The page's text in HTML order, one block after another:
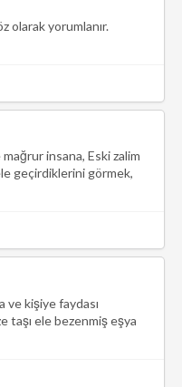
olarak yorumlanır.
insana, Eski zalim
geçirdiklerini görmek,
ve kişiye faydası
taşı ele bezenmiş eşya